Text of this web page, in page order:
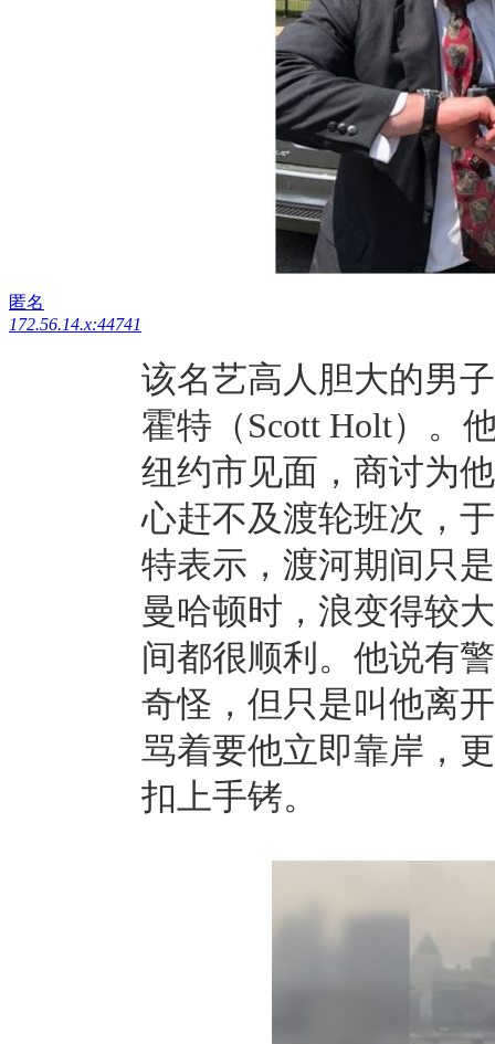
匿名
172.56.14.x:44741
该名艺高人胆大的男
霍特（Scott Holt）。
纽约市见面，商讨为
心赶不及渡轮班次，
特表示，渡河期间只
曼哈顿时，浪变得较
间都很顺利。他说有
奇怪，但只是叫他离
骂着要他立即靠岸，
扣上手铐。